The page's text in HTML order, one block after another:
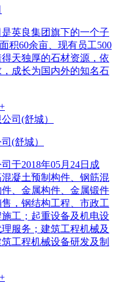
英良集团旗下的一个子
积60余亩、现有员工500
天独厚的石材资源，依
成长为国内外的知名石
(舒城）
于2018年05月24日成
凝土预制构件、钢筋混
、金属构件、金属锻件
，钢结构工程、市政工
工；起重设备及机电设
服务；建筑工程机械及
工程机械设备研发及制